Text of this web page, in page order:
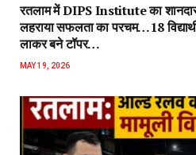
रतलाम में DIPS Institute का
लहराया सफलता का परचम…18
लाकर बने टॉपर…
MAY 19, 2026